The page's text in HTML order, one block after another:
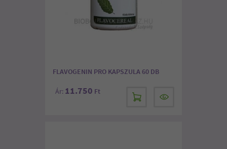
FLAVOGENIN PRO KAPSZULA 60 DB
Ár: 11.750 Ft